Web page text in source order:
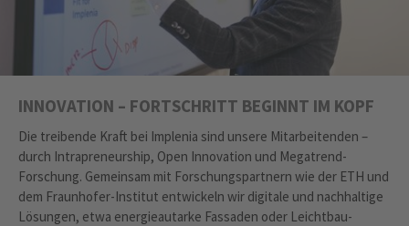
INNOVATION – FORTSCHRITT BEGINNT IM KOPF
Die treibende Kraft bei Implenia sind unsere Mitarbeitenden –
durch Intrapreneurship, Open Innovation und Megatrend-
Forschung. Gemeinsam mit Forschungspartnern wie der ETH und
dem Fraunhofer-Institut entwickeln wir digitale und nachhaltige
Lösungen, etwa energieautarke Fassaden oder Leichtbau-